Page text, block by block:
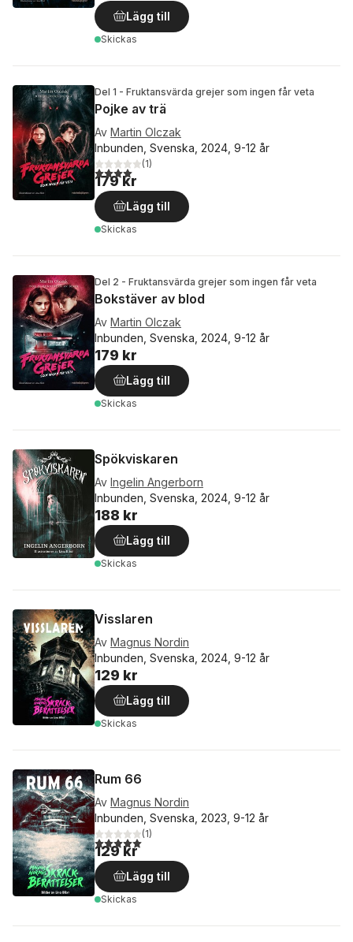
Lägg till
Skickas
Del 1 - Fruktansvärda grejer som ingen får veta
Pojke av trä
Av Martin Olczak
Inbunden, Svenska, 2024, 9-12 år
4,0utav 5 stjärnor. Totalt antal röster:
(1)
179 kr
Lägg till
Skickas
Del 2 - Fruktansvärda grejer som ingen får veta
Bokstäver av blod
Av Martin Olczak
Inbunden, Svenska, 2024, 9-12 år
179 kr
Lägg till
Skickas
Spökviskaren
Av Ingelin Angerborn
Inbunden, Svenska, 2024, 9-12 år
188 kr
Lägg till
Skickas
Visslaren
Av Magnus Nordin
Inbunden, Svenska, 2024, 9-12 år
129 kr
Lägg till
Skickas
Rum 66
Av Magnus Nordin
Inbunden, Svenska, 2023, 9-12 år
5,0utav 5 stjärnor. Totalt antal röster:
(1)
129 kr
Lägg till
Skickas